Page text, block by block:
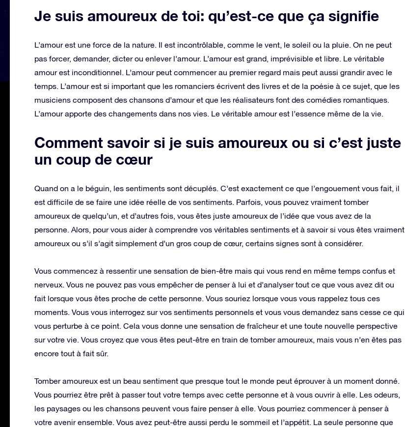
Je suis amoureux de toi: qu’est-ce que ça signifie
L’amour est une force de la nature. Il est incontrôlable, comme le vent, le soleil ou la pluie. On ne peut
pas forcer, demander, dicter ou enlever l’amour. L’amour est grand, imprévisible et libre. Le véritable
amour est inconditionnel. L’amour peut commencer au premier regard mais peut aussi grandir avec le
temps. L’amour est si important que les romanciers écrivent des livres et de la poésie à ce sujet, que les
musiciens composent des chansons d’amour et que les réalisateurs font des comédies romantiques.
L’amour apporte des changements dans nos vies. Le véritable amour est l’essence même de la vie.
Comment savoir si je suis amoureux ou si c’est juste
un coup de cœur
Quand on a le béguin, les sentiments sont décuplés. C’est exactement ce que l’engouement vous fait, il
est difficile de se faire une idée réelle de vos sentiments. Parfois, vous pouvez vraiment tomber
amoureux de quelqu’un, et d’autres fois, vous êtes juste amoureux de l’idée que vous avez de la
personne. Alors, pour vous aider à comprendre vos véritables sentiments et à savoir si vous êtes vraiment
amoureux ou s’il s’agit simplement d’un gros coup de cœur, certains signes sont à considérer.
Vous commencez à ressentir une sensation de bien-être mais qui vous rend en même temps confus et
nerveux. Vous ne pouvez pas vous empêcher de penser à lui et d’analyser tout ce que vous avez dit ou
fait lorsque vous êtes proche de cette personne. Vous souriez lorsque vous vous rappelez tous ces
moments. Vous vous interrogez sur vos sentiments personnels et vous vous demandez sans cesse ce qui
vous perturbe à ce point. Cela vous donne une sensation de fraîcheur et une toute nouvelle perspective
sur votre vie. Vous croyez que vous êtes peut-être en train de tomber amoureux, mais vous n’en êtes pas
encore tout à fait sûr.
Tomber amoureux est un beau sentiment que presque tout le monde peut éprouver à un moment donné.
Vous pourriez être prêt à passer tout votre temps avec cette personne et à vous ouvrir à elle. Les odeurs,
les paysages ou les chansons peuvent vous faire penser à elle. Vous pourriez commencer à penser à
votre avenir ensemble. Vous avez peut-être aussi perdu le sommeil et l’appétit. La seule personne que